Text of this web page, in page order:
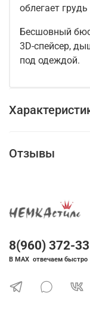
облегает
Бесшовный
3D-спейсер,
под одеждой.
Отзывы
8(960) 372-
В MAX отвечаем быстро